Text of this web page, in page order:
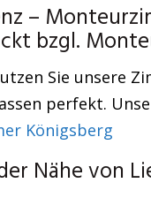
–
bzgl.
Sie unsere
perfekt.
Königsberg
Nähe von